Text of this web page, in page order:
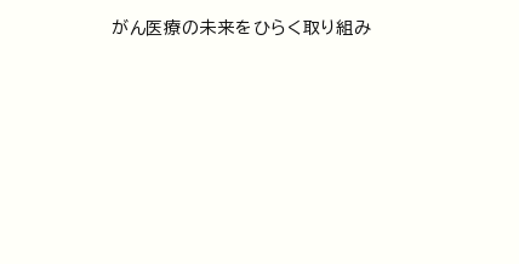
がん医療の未来をひらく取り組み